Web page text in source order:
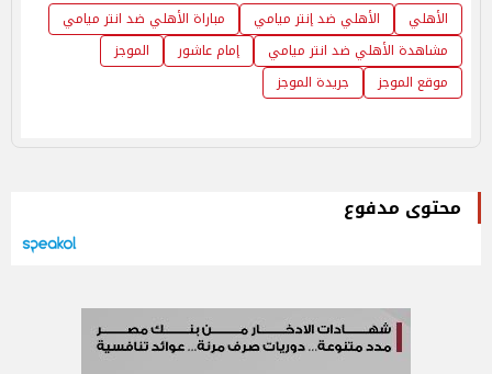
الأهلي الأهلي ضد إنتر ميامي
مباراة الأهلي ضد انتر ميامي
مشاهدة الأهلي ضد انتر ميامي
إمام عاشور
الموجز
موقع الموجز
جريدة الموجز
محتوى مدفوع